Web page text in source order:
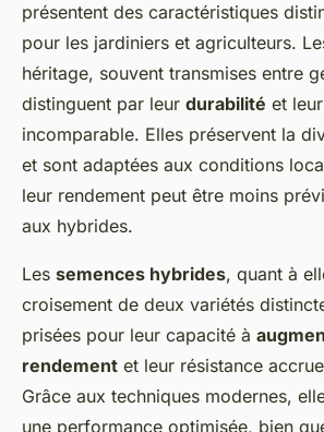
présentent des caractéristiques
pour les jardiniers et agriculteurs.
héritage, souvent transmises entre
distinguent par leur durabilité et
incomparable. Elles préservent la
et sont adaptées aux conditions
leur rendement peut être moins
aux hybrides.
Les semences hybrides, quant à
croisement de deux variétés
prisées pour leur capacité à
rendement et leur résistance
Grâce aux techniques modernes,
une performance optimisée, bien